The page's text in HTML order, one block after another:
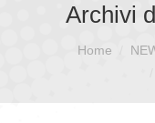
Archivi
Home